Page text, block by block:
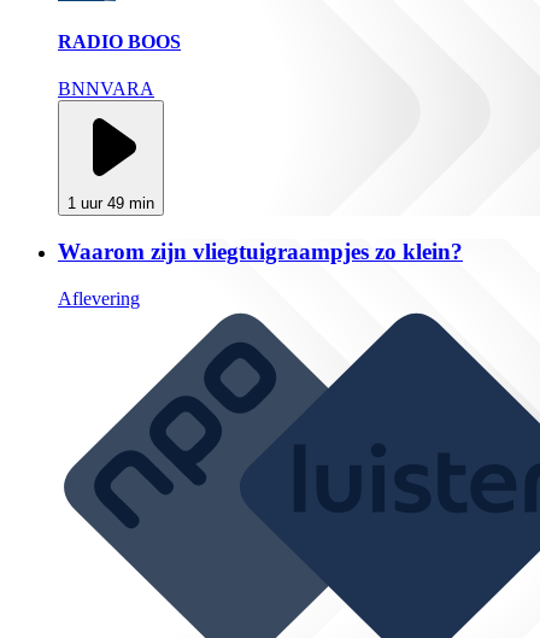
RADIO BOOS
BNNVARA
1 uur 49 min
Waarom zijn vliegtuigraampjes zo klein?
Aflevering